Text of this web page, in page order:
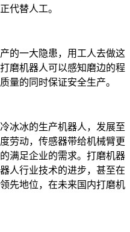
代替人工。
的一大隐患，用工人去做这
磨机器人可以感知磨边的程
量的同时保证安全生产。
冰冰的生产机器人，发展至
劳动，传感器带给机械臂更
满足企业的需求。打磨机器
人行业技术的进步，甚至在
先地位，在未来国内打磨机